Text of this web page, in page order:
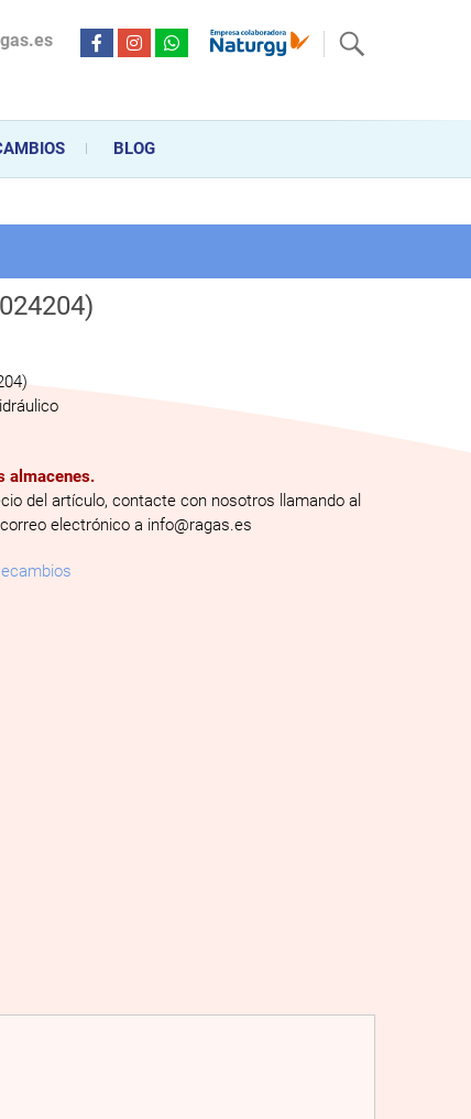
desde hace más de 20 años . Acompañamos al cliente
en la venta, montaje y reparación, hasta la
BLOG
almacenes.
del artículo, contacte con nosotros llamando al
electrónico a info@ragas.es